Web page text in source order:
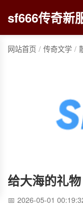
sf666传奇新
网站首页 / 传奇文学 /
给大海的礼物
2026-05-01